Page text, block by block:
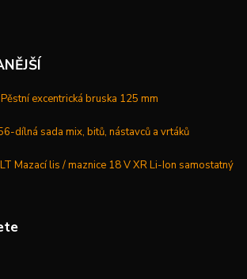
excentrická bruska 125 mm
dílná sada mix, bitů, nástavců a vrtáků
Mazací lis / maznice 18 V XR Li-Ion samostatný